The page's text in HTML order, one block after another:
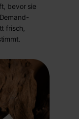
bevor sie
frisch,